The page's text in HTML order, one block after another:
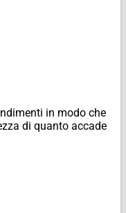
in modo che
di quanto accade